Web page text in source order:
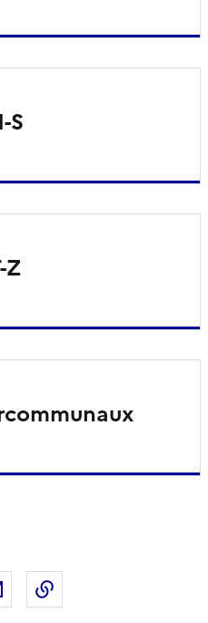
S
Z
sur LinkedIn
Partager par email